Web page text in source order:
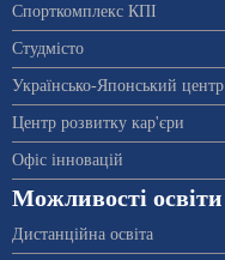
Спорткомплекс КПІ
Студмісто
Українсько-Японський центр
Центр розвитку кар'єри
Офіс інновацій
Можливості освіти
Дистанційна освіта